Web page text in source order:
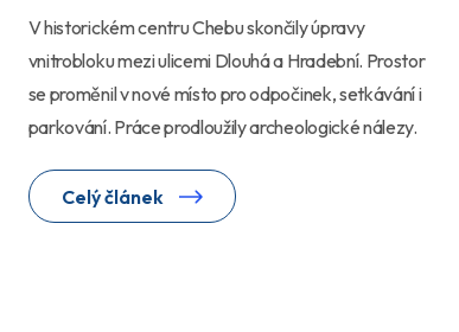
V historickém centru Chebu skončily úpravy
vnitrobloku mezi ulicemi Dlouhá a Hradební. Prostor
se proměnil v nové místo pro odpočinek, setkávání i
parkování. Práce prodloužily archeologické nálezy.
Celý článek